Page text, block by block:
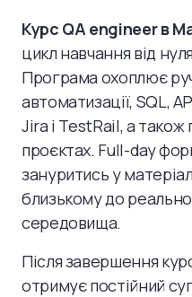
Курс QA engineer в
цикл навчання від
Програма охоплює
автоматизації, SQL,
Jira і TestRail, а також
проєктах. Full-day
зануритись у
близькому до
середовища.
Після завершення
отримує постійний